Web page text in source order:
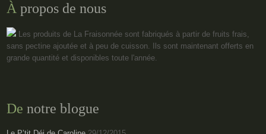
À propos de nous
Les produits de La Fraisonnée sont fabriqués à partir de fruits frais,
sans pectine ajoutée et à peu de cuisson. Ils sont maintenant offerts en
grande quantité et disponibles toute l'année.
De notre blogue